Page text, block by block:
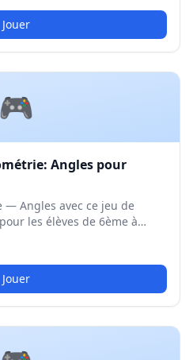
Jouer
🎮
Angles pour
— Angles avec ce jeu de
les élèves de 6ème à
Jouer